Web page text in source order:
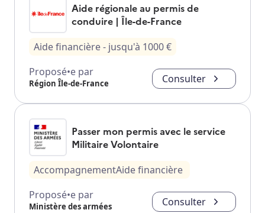
Aide régionale au permis de
conduire | Île-de-France
Aide financière- jusqu'à 1000€
Proposé•e par
Région Île-de-France Consulter
Passer mon permis avec le service
Militaire Volontaire
AccompagnementAide financière
Proposé•e par
Ministère des armées Consulter